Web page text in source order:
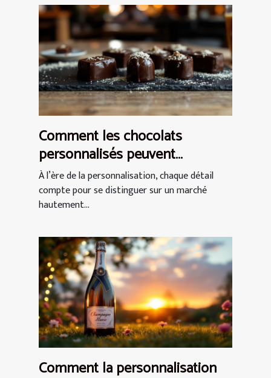
Comment les chocolats
personnalisés peuvent
renforcer l'image de marque ?
À l’ère de la personnalisation, chaque détail
compte pour se distinguer sur un marché
hautement...
Comment la personnalisation